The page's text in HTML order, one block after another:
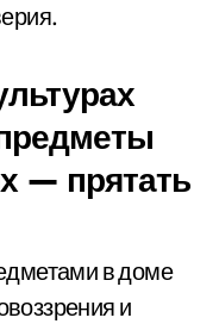
— прятать
в доме
и